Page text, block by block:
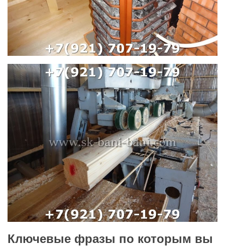
Ключевые фразы по которым вы